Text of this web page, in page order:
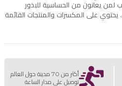
لمن يعانون من الحساسية للبذور
يحتوي على المكسرات والمنتجات القائمة
أكثر من 70 مدينة حول العالم
توصيل على مدار الساعة